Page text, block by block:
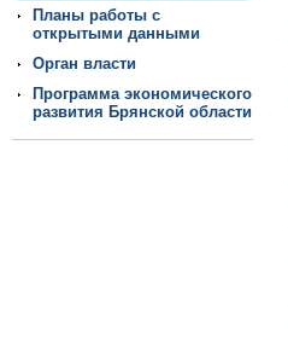
Планы работы с
открытыми данными
Орган власти
Программа экономического
развития Брянской области